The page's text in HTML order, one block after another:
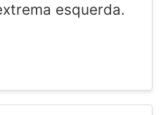
esquerda.